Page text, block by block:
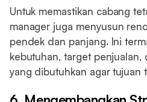
Untuk memastikan cabang
manager juga menyusun
pendek dan panjang. Ini
kebutuhan, target penjualan,
yang dibutuhkan agar tujuan